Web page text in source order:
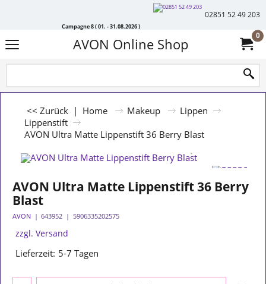
Campagne 8 ( 01. - 31.08.2026 )
02851 52 49 203
AVON Online Shop 0
<< Zurück | Home Makeup
Lippen
Lippenstift
AVON Ultra Matte Lippenstift 36 Berry Blast
AVON Ultra Matte Lippenstift 36 Berry
Blast
AVON 643952 5906335202575
zzgl. Versand
Lieferzeit: 5-7 Tagen